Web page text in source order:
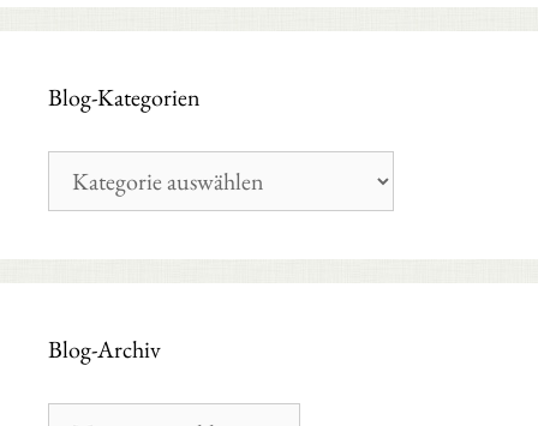
Blog-Kategorien
Kategorien
Blog-Archiv